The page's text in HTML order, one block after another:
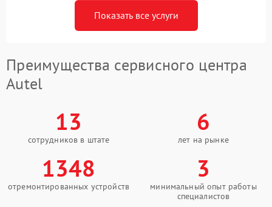
Показать все услуги
Преимущества сервисного центра
Autel
13
сотрудников в штате
6
лет на рынке
1348
отремонтированных устройств
3
минимальный опыт работы
специалистов